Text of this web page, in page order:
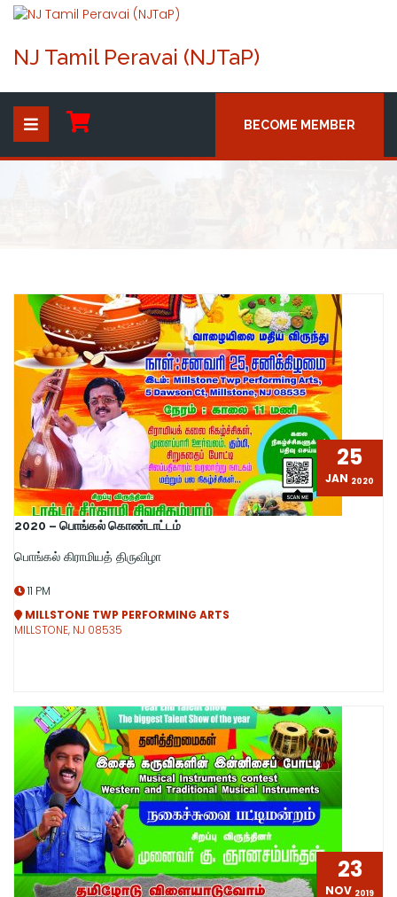
NJ Tamil Peravai (NJTaP)
BECOME MEMBER
2020 – பொங்கல் கொண்டாட்டம்
பொங்கல் கிராமியத் திருவிழா
11 PM
MILLSTONE TWP PERFORMING ARTS
MILLSTONE, NJ 08535
25
JAN 2020
23
NOV 2019